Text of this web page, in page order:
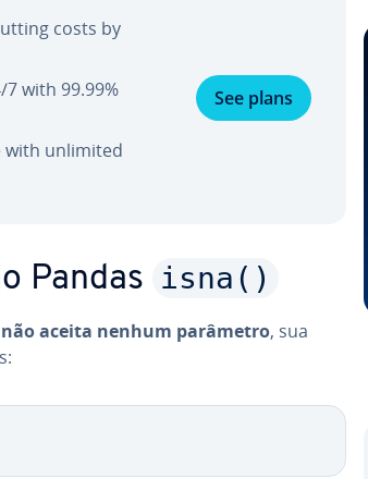
costs by
with 99.99%
with unlimited
See plans
Pandas isna()
não aceita nenhum parâmetro, sua